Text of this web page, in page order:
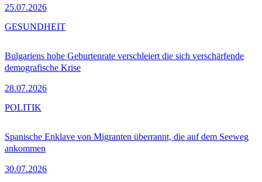
25.07.2026
Bulgariens hohe Geburtenrate verschleiert die sich verschärfende
demografische Krise
28.07.2026
GESUNDHEIT
Spanische Enklave von Migranten überrannt, die auf dem Seeweg
ankommen
30.07.2026
POLITIK